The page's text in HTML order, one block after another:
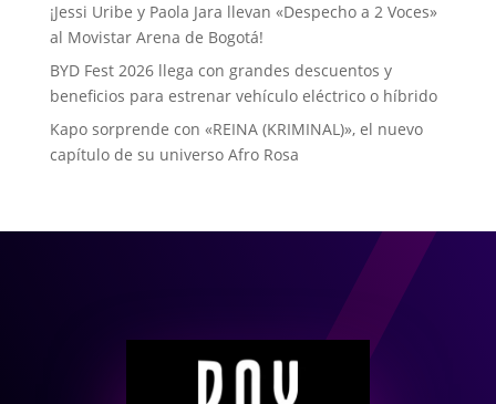
¡Jessi Uribe y Paola Jara llevan «Despecho a 2 Voces»
al Movistar Arena de Bogotá!
BYD Fest 2026 llega con grandes descuentos y
beneficios para estrenar vehículo eléctrico o híbrido
Kapo sorprende con «REINA (KRIMINAL)», el nuevo
capítulo de su universo Afro Rosa